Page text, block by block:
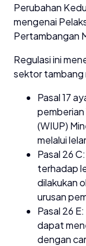
Perubahan
mengenai
Pertambangan
Regulasi ini
sektor tambang
Pasal 17
pemberian
(WIUP)
melalui
Pasal 26
terhadap
dilakukan
urusan
Pasal 26
dapat
dengan